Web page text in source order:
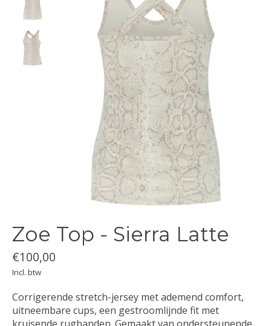
Zoe Top - Sierra Latte
€100,00
Incl. btw
Corrigerende stretch-jersey met ademend comfort,
uitneembare cups, een gestroomlijnde fit met